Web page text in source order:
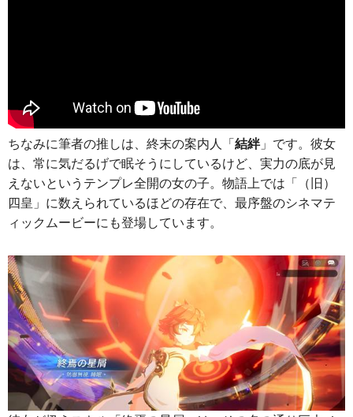
ちなみに筆者の推しは、終末の案内人「結絆」です。彼女
は、常に気だるげで眠そうにしているけど、実力の底が見
えないというテンプレ全開の女の子。物語上では「（旧）
四皇」に数えられているほどの存在で、最序盤のシネマテ
ィックムービーにも登場しています。